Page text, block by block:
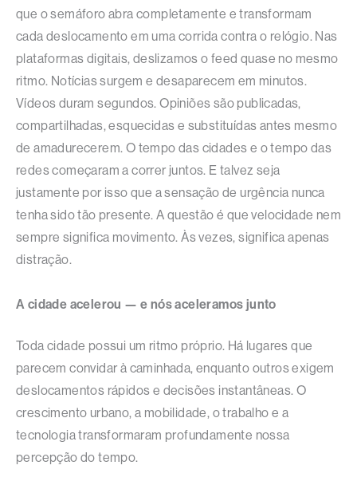
que o semáforo abra completamente e transformam
cada deslocamento em uma corrida contra o relógio. Nas
plataformas digitais, deslizamos o feed quase no mesmo
ritmo. Notícias surgem e desaparecem em minutos.
Vídeos duram segundos. Opiniões são publicadas,
compartilhadas, esquecidas e substituídas antes mesmo
de amadurecerem. O tempo das cidades e o tempo das
redes começaram a correr juntos. E talvez seja
justamente por isso que a sensação de urgência nunca
tenha sido tão presente. A questão é que velocidade nem
sempre significa movimento. Às vezes, significa apenas
distração.
A cidade acelerou — e nós aceleramos junto
Toda cidade possui um ritmo próprio. Há lugares que
parecem convidar à caminhada, enquanto outros exigem
deslocamentos rápidos e decisões instantâneas. O
crescimento urbano, a mobilidade, o trabalho e a
tecnologia transformaram profundamente nossa
percepção do tempo.